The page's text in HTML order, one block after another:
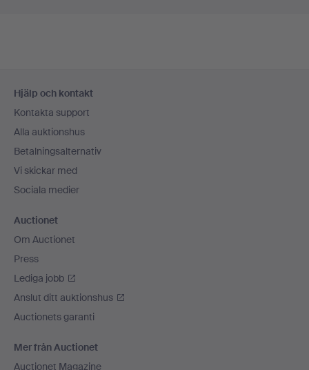
Hjälp och kontakt
Kontakta support
Alla auktionshus
Betalningsalternativ
Vi skickar med
Sociala medier
Auctionet
Om Auctionet
Press
Lediga jobb
Anslut ditt auktionshus
Auctionets garanti
Mer från Auctionet
Auctionet Magazine